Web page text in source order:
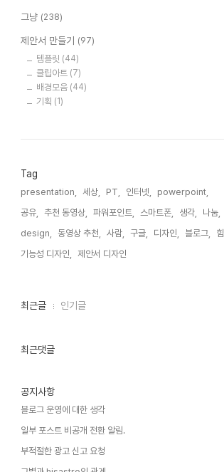
그냥 (238)
제안서 만들기 (97)
템플릿 (44)
클립아트 (7)
배경모음 (44)
기획 (1)
Tag
presentation, 세상, PT, 인터넷,
powerpoint,
공유,
추천 동영상, 파워포인트, 스마트폰, 생각,
나눔,
design,
동영상 추천, 사람, 구글, 디자인, 블로그,
힘,
기능성 디자인,
제안서 디자인,
최
인
최근글 인기글
최근댓글
공지사항
블로그 운영에 대한 생각
일부 포스트 비공개 전환 알림.
부적절한 광고 신고 요청